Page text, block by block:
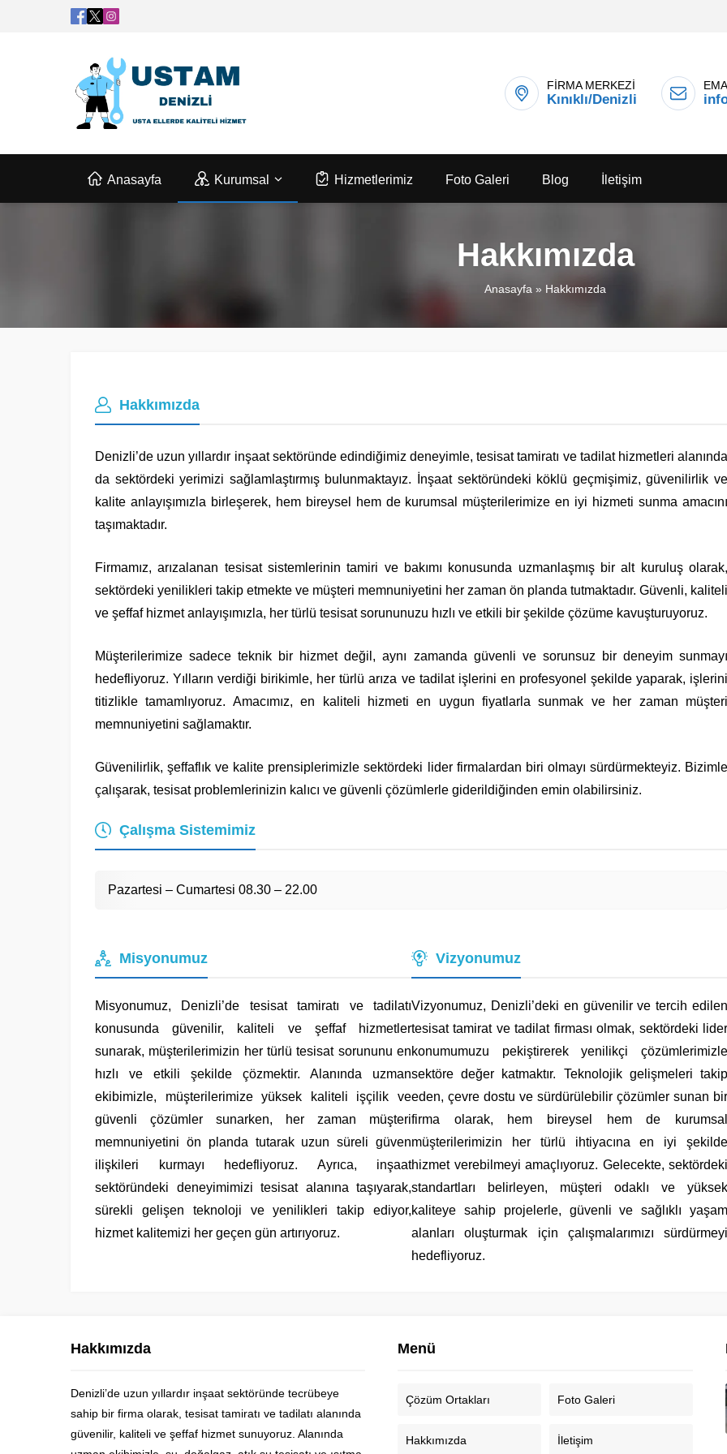
FİRMA MERKEZİ
Kınıklı/Denizli
Anasayfa Kurumsal Hizmetlerimiz Foto Galeri Blog İletişim
Hakkımızda
Anasayfa » Hakkımızda
Hakkımızda
Denizli’de uzun yıllardır inşaat sektöründe edindiğimiz deneyimle, tesisat tamiratı ve tadilat hizmetleri alanında
da sektördeki yerimizi sağlamlaştırmış bulunmaktayız. İnşaat sektöründeki köklü geçmişimiz, güvenilirlik ve
kalite anlayışımızla birleşerek, hem bireysel hem de kurumsal müşterilerimize en iyi hizmeti sunma amacını
taşımaktadır.
Firmamız, arızalanan tesisat sistemlerinin tamiri ve bakımı konusunda uzmanlaşmış bir alt kuruluş olarak,
sektördeki yenilikleri takip etmekte ve müşteri memnuniyetini her zaman ön planda tutmaktadır. Güvenli, kaliteli
ve şeffaf hizmet anlayışımızla, her türlü tesisat sorununuzu hızlı ve etkili bir şekilde çözüme kavuşturuyoruz.
Müşterilerimize sadece teknik bir hizmet değil, aynı zamanda güvenli ve sorunsuz bir deneyim sunmayı
hedefliyoruz. Yılların verdiği birikimle, her türlü arıza ve tadilat işlerini en profesyonel şekilde yaparak, işlerini
titizlikle tamamlıyoruz. Amacımız, en kaliteli hizmeti en uygun fiyatlarla sunmak ve her zaman müşteri
memnuniyetini sağlamaktır.
Güvenilirlik, şeffaflık ve kalite prensiplerimizle sektördeki lider firmalardan biri olmayı sürdürmekteyiz. Bizimle
çalışarak, tesisat problemlerinizin kalıcı ve güvenli çözümlerle giderildiğinden emin olabilirsiniz.
Çalışma Sistemimiz
Pazartesi – Cumartesi 08.30 – 22.00
Misyonumuz
Misyonumuz, Denizli’de tesisat tamiratı ve tadilatı
konusunda güvenilir, kaliteli ve şeffaf hizmetler
sunarak, müşterilerimizin her türlü tesisat sorununu en
hızlı ve etkili şekilde çözmektir. Alanında uzman
ekibimizle, müşterilerimize yüksek kaliteli işçilik ve
güvenli çözümler sunarken, her zaman müşteri
memnuniyetini ön planda tutarak uzun süreli güven
ilişkileri kurmayı hedefliyoruz. Ayrıca, inşaat
sektöründeki deneyimimizi tesisat alanına taşıyarak,
sürekli gelişen teknoloji ve yenilikleri takip ediyor,
hizmet kalitemizi her geçen gün artırıyoruz.
Vizyonumuz
Vizyonumuz, Denizli’deki en güvenilir ve tercih edilen
tesisat tamirat ve tadilat firması olmak, sektördeki lider
konumumuzu pekiştirerek yenilikçi çözümlerimizle
sektöre değer katmaktır. Teknolojik gelişmeleri takip
eden, çevre dostu ve sürdürülebilir çözümler sunan bir
firma olarak, hem bireysel hem de kurumsal
müşterilerimizin her türlü ihtiyacına en iyi şekilde
hizmet verebilmeyi amaçlıyoruz. Gelecekte, sektördeki
standartları belirleyen, müşteri odaklı ve yüksek
kaliteye sahip projelerle, güvenli ve sağlıklı yaşam
alanları oluşturmak için çalışmalarımızı sürdürmeyi
hedefliyoruz.
Hakkımızda
Denizli’de uzun yıllardır inşaat sektöründe tecrübeye
sahip bir firma olarak, tesisat tamiratı ve tadilatı alanında
güvenilir, kaliteli ve şeffaf hizmet sunuyoruz. Alanında
Menü
Çözüm Ortakları Foto Galeri
Hakkımızda İletişim
Ustam Denizli